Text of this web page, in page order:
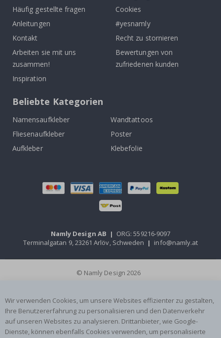
Häufig gestellte fragen
Anleitungen
Kontakt
Arbeiten sie mit uns
zusammen!
Inspiration
Cookies
#yesnamly
Recht zu stornieren
Bewertungen von
zufriedenen kunden
Beliebte Kategorien
Namensaufkleber
Wandtattoos
Fliesenaufkleber
Poster
Aufkleber
Klebefolie
Namly Design AB | ORG: 559216-9097
Terminalgatan 9, 23261 Arlöv, Schweden | info@namly.at
© Namly Design 2026
Wir verwenden Cookies, um unsere Websites effizienter zu gestalten,
Ihre Benutzererfahrung zu personalisieren und den Datenverkehr
auf unseren Websites zu analysieren. Drittanbieter, wie Google-
Dienste, können ebenfalls Cookies verwenden, um personalisierte